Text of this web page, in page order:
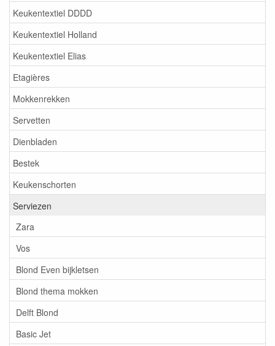
Keukentextiel DDDD
Keukentextiel Holland
Keukentextiel Elias
Etagières
Mokkenrekken
Servetten
Dienbladen
Bestek
Keukenschorten
Serviezen
Zara
Vos
Blond Even bijkletsen
Blond thema mokken
Delft Blond
Basic Jet